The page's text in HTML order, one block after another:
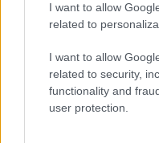
I want to allow
related to
I want to allow
related to security,
functionality and
user protection.
Τσαβούσογλου
κοινά projects όχι
στην αμυντική
τον τουρισμό.